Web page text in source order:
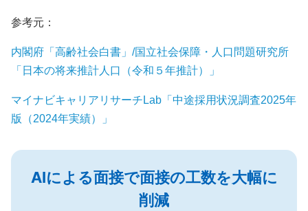
参考元：
内閣府「高齢社会白書」/国立社会保障・人口問題研究所
「日本の将来推計人口（令和５年推計）」
マイナビキャリアリサーチLab「中途採用状況調査2025年
版（2024年実績）」
AIによる面接で面接の工数を大幅に
削減